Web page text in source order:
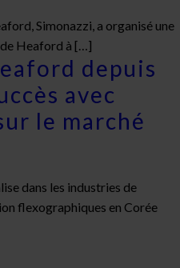
Simonazzi, a organisé une
Heaford à […]
depuis
avec
le marché
dans les industries de
flexographiques en Corée